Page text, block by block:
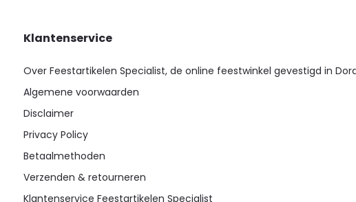
Klantenservice
Over Feestartikelen Specialist, de online feestwinkel gevestigd in
Algemene voorwaarden
Disclaimer
Privacy Policy
Betaalmethoden
Verzenden & retourneren
Klantenservice Feestartikelen Specialist